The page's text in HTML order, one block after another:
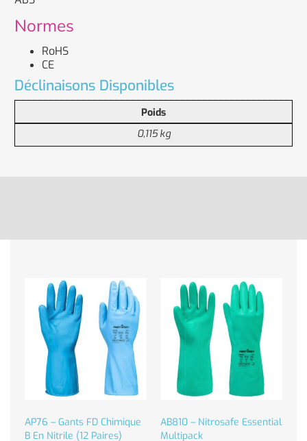
Normes
RoHS
CE
Déclinaisons Disponibles
Poids
0,115 kg
AP76 – Gants FD Chimique
B En Nitrile (12 Paires)
AB810 – Nitrosafe Essential
Multipack